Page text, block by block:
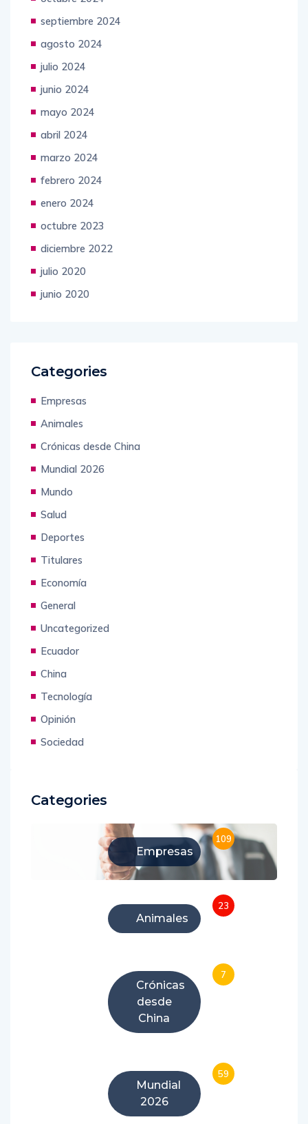
septiembre 2024
agosto 2024
julio 2024
junio 2024
mayo 2024
abril 2024
marzo 2024
febrero 2024
enero 2024
octubre 2023
diciembre 2022
julio 2020
junio 2020
Categories
Empresas
Animales
Crónicas desde China
Mundial 2026
Mundo
Salud
Deportes
Titulares
Economía
General
Uncategorized
Ecuador
China
Tecnología
Opinión
Sociedad
Categories
Empresas
109
Animales
23
Crónicas
desde
China
7
Mundial
2026
59